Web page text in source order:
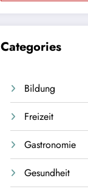
Categories
Bildung
Freizeit
Gastronomie
Gesundheit